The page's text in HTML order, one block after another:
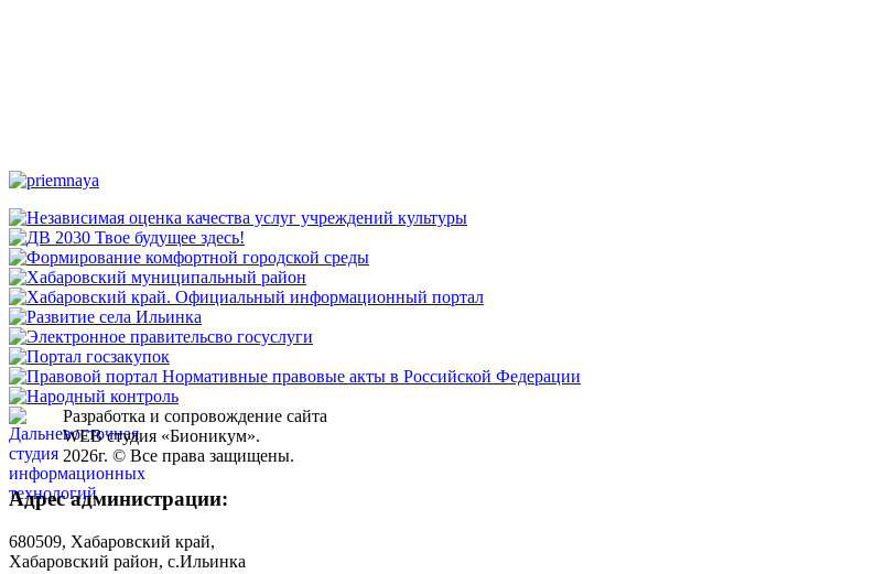
Разработка и сопровождение сайта
WEB студия «Бионикум».
2026г. © Все права защищены.
Адрес администрации:
680509, Хабаровский край,
Хабаровский район, с.Ильинка